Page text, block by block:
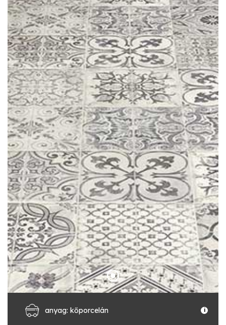
anyag: kőporcelán i